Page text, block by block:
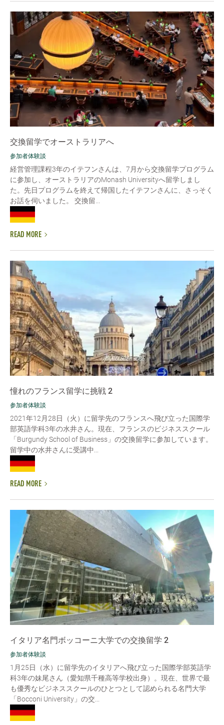
交換留学でオーストラリアへ
参加者体験談
経営管理課程3年のイテフンさんは、7月から交換留学プログラム
に参加し、オーストラリアのMonash Universityへ留学しまし
た。先日プログラムを終えて帰国したイテフンさんに、さっそく
お話を伺いました。 交換留...
READ MORE
憧れのフランス留学に挑戦 2
参加者体験談
2021年12月28日（火）に留学先のフランスへ飛び立った国際学
部英語学科3年の水井さん。現在、フランスのビジネススクール
「Burgundy School of Business」の交換留学に参加しています。
留学中の水井さんに受講中...
READ MORE
イタリア名門ボッコーニ大学での交換留学 2
参加者体験談
1月25日（水）に留学先のイタリアへ飛び立った国際学部英語学
科3年の妹尾さん（愛知県千種高等学校出身）。現在、世界で最
も優秀なビジネススクールのひとつとして認められる名門大学
「Bocconi University」の交...